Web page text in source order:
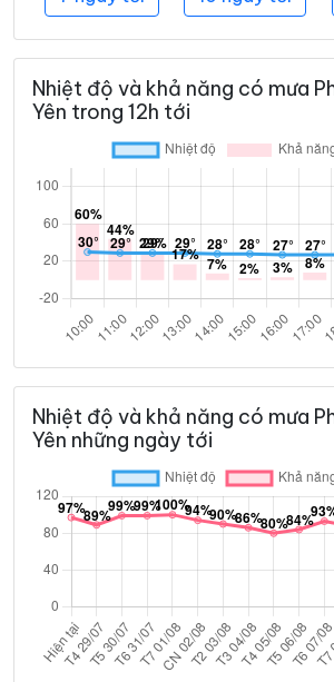
Nhiệt độ và khả năng có mưa
Yên trong 12h tới
Nhiệt độ và khả năng có mưa
Yên những ngày tới